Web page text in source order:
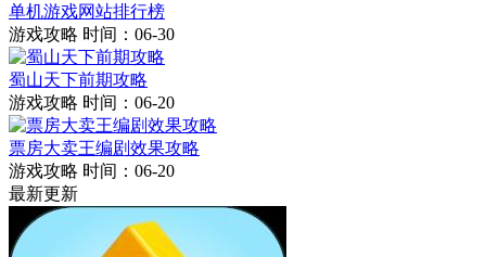
单机游戏网站排行榜
游戏攻略 时间：06-30
蜀山天下前期攻略
游戏攻略 时间：06-20
票房大卖王编剧效果攻略
游戏攻略 时间：06-20
最新更新